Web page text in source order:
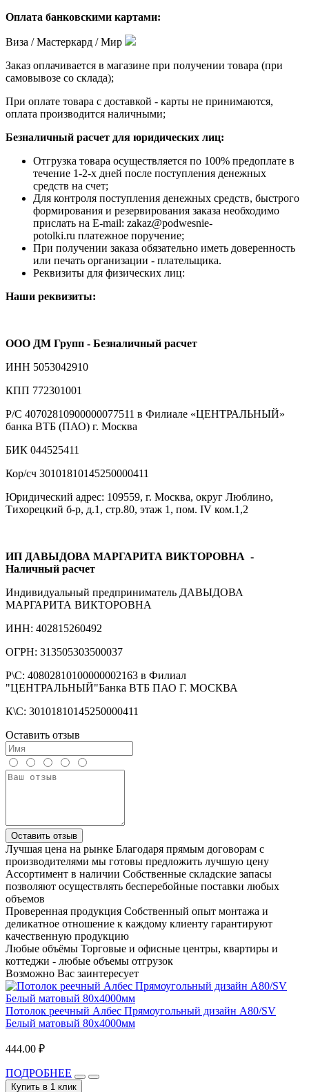
Оплата банковскими картами:
Виза / Мастеркард / Мир
Заказ оплачивается в магазине при получении товара (при
самовывозе со склада);
При оплате товара с доставкой - карты не принимаются,
оплата производится наличными;
Безналичный расчет для юридических лиц:
Отгрузка товара осуществляется по 100% предоплате в
течение 1-2-х дней после поступления денежных
средств на счет;
Для контроля поступления денежных средств, быстрого
формирования и резервирования заказа необходимо
прислать на E-mail: zakaz@podwesnie-
potolki.ru платежное поручение;
При получении заказа обязательно иметь доверенность
или печать организации - плательщика.
Реквизиты для физических лиц:
Наши реквизиты:
ООО ДМ Групп - Безналичный расчет
ИНН 5053042910
КПП 772301001
Р/С 40702810900000077511 в Филиале «ЦЕНТРАЛЬНЫЙ»
банка ВТБ (ПАО) г. Москва
БИК 044525411
Кор/сч 30101810145250000411
Юридический адрес: 109559, г. Москва, округ Люблино,
Тихорецкий б-р, д.1, стр.80, этаж 1, пом. IV ком.1,2
ИП ДАВЫДОВА МАРГАРИТА ВИКТОРОВНА -
Наличный расчет
Индивидуальный предприниматель ДАВЫДОВА
МАРГАРИТА ВИКТОРОВНА
ИНН: 402815260492
ОГРН: 313505303500037
Р\С: 40802810100000002163 в Филиал
"ЦЕНТРАЛЬНЫЙ"Банка ВТБ ПАО Г. МОСКВА
К\С: 30101810145250000411
Оставить отзыв
Оставить отзыв
Лучшая цена на рынке Благодаря прямым договорам с
производителями мы готовы предложить лучшую цену
Ассортимент в наличии Собственные складские запасы
позволяют осуществлять бесперебойные поставки любых
объемов
Проверенная продукция Собственный опыт монтажа и
деликатное отношение к каждому клиенту гарантируют
качественную продукцию
Любые объёмы Торговые и офисные центры, квартиры и
коттеджи - любые объемы отгрузок
Возможно Вас заинтересует
Потолок реечный Албес Прямоугольный дизайн A80/SV
Белый матовый 80x4000мм
444.00 ₽
ПОДРОБНЕЕ
Купить в 1 клик